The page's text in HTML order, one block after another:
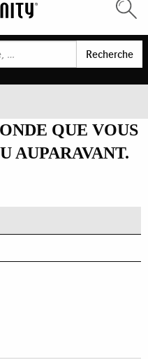
Recherche
QUE VOUS
AUPARAVANT.